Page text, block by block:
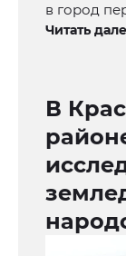
в город
Читать
В